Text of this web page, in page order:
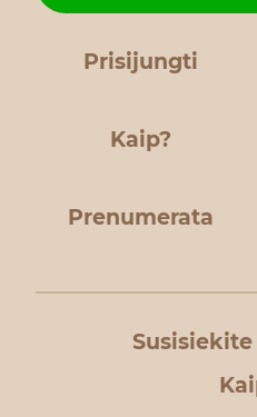
Prisijungti
Kaip?
Prenumerata